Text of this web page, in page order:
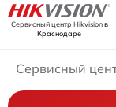
Сервисный центр Hikvisionв
Краснодаре
Сервисный